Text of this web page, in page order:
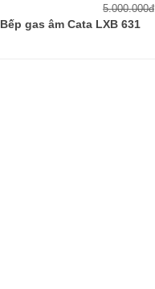
5.000.000đ
Bếp gas âm Cata LXB 631